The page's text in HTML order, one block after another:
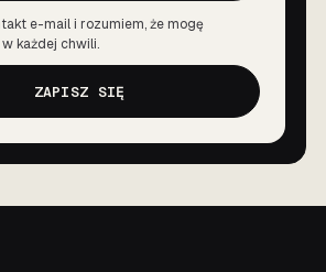
e-mail i rozumiem, że mogę
każdej chwili.
ZAPISZ SIĘ